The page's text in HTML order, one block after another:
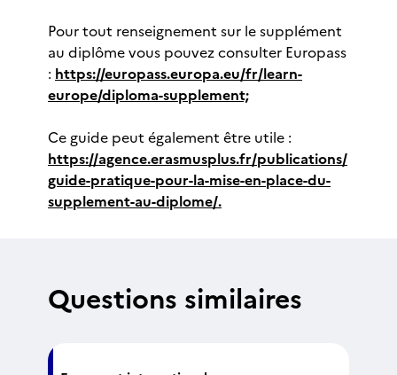
Pour tout renseignement sur le supplément
au diplôme vous pouvez consulter Europass
: https://europass.europa.eu/fr/learn-
europe/diploma-supplement;
Ce guide peut également être utile :
https://agence.erasmusplus.fr/publications/
guide-pratique-pour-la-mise-en-place-du-
supplement-au-diplome/.
Questions similaires